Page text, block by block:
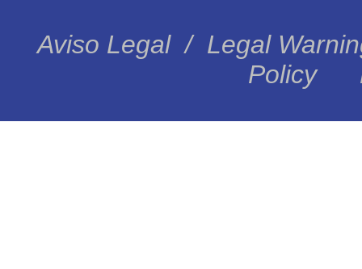
Aviso Legal/ Legal
Policy